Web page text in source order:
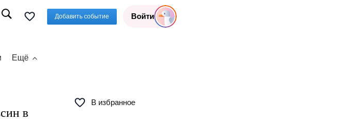
Добавить событие Войти
Ещё
В избранное
в